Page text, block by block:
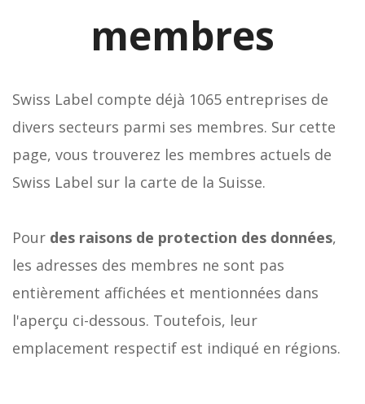
membres
Swiss Label compte déjà 1065 entreprises de
divers secteurs parmi ses membres. Sur cette
page, vous trouverez les membres actuels de
Swiss Label sur la carte de la Suisse.
Pour des raisons de protection des données,
les adresses des membres ne sont pas
entièrement affichées et mentionnées dans
l'aperçu ci-dessous. Toutefois, leur
emplacement respectif est indiqué en régions.